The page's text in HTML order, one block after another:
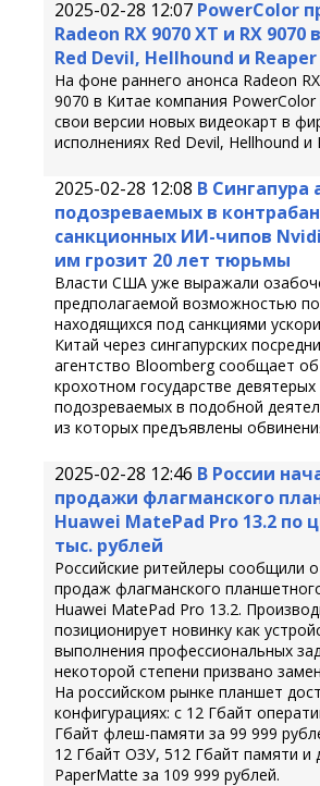
2025-02-28 12:07 PowerColor
Radeon RX 9070 XT и RX 9070
Red Devil, Hellhound и Reaper
На фоне раннего анонса Radeon
9070 в Китае компания PowerColor
свои версии новых видеокарт в
исполнениях Red Devil, Hellhound и
2025-02-28 12:08 В Сингапура
подозреваемых в
санкционных ИИ-чипов
им грозит 20 лет тюрьмы
Власти США уже выражали
предполагаемой возможностью
находящихся под санкциями
Китай через сингапурских
агентство Bloomberg сообщает
крохотном государстве девятерых
подозреваемых в подобной
из которых предъявлены
2025-02-28 12:46 В России
продажи флагманского
Huawei MatePad Pro 13.2 по
тыс. рублей
Российские ритейлеры сообщили
продаж флагманского
Huawei MatePad Pro 13.2.
позиционирует новинку как
выполнения профессиональных
некоторой степени призвано
На российском рынке планшет
конфигурациях: с 12 Гбайт
Гбайт флеш-памяти за 99 999
12 Гбайт ОЗУ, 512 Гбайт памяти и
PaperMatte за 109 999 рублей.